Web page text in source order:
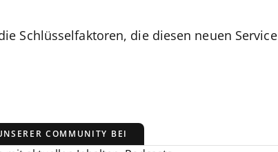
Schlüsselfaktoren, die diesen neuen Service
COMMUNITY BEI